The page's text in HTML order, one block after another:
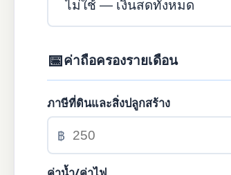
📅ค่าถือครองรายเดือน
ภาษีที่ดินและสิ่งปลูกสร้าง
฿